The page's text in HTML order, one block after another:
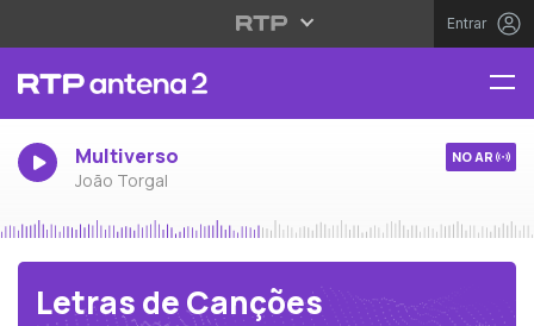
Entrar
Multiverso
João Torgal
NO AR
Letras de Canções